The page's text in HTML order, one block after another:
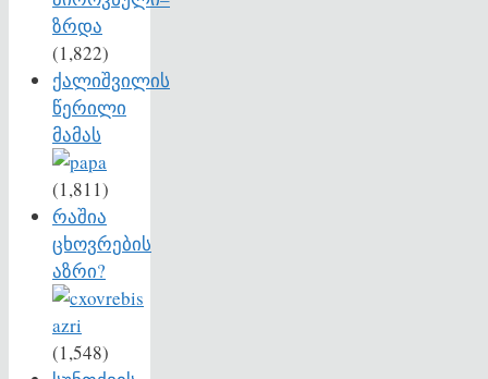
(1,822)
ქალიშვილის
წერილი
მამას
(1,811)
რაშია
ცხოვრების
აზრი?
(1,548)